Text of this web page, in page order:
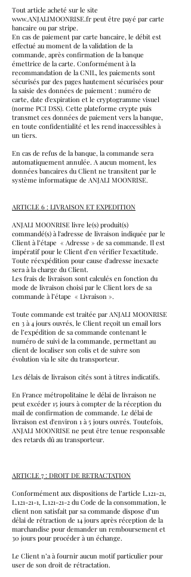
Tout article acheté sur le site
www.ANJALIMOONRISE.fr peut être payé par carte
bancaire ou par stripe.
En cas de paiement par carte bancaire, le débit est
effectué au moment de la validation de la
commande, après confirmation de la banque
émettrice de la carte. Conformément à la
recommandation de la CNIL, les paiements sont
sécurisés par des pages hautement sécurisées pour
la saisie des données de paiement : numéro de
carte, date d'expiration et le cryptogramme visuel
(norme PCI DSS). Cette plateforme crypte puis
transmet ces données de paiement vers la banque,
en toute confidentialité et les rend inaccessibles à
un tiers.
En cas de refus de la banque, la commande sera
automatiquement annulée. A aucun moment, les
données bancaires du Client ne transitent par le
système informatique de ANJALI MOONRISE.
ARTICLE 6 : LIVRAISON ET EXPEDITION
ANJALI MOONRISE livre le(s) produit(s)
commandé(s) à l'adresse de livraison indiquée par le
Client à l’étape « Adresse » de sa commande. Il est
impératif pour le Client d’en vérifier l'exactitude.
Toute réexpédition pour cause d'adresse inexacte
sera à la charge du Client.
Les frais de livraison sont calculés en fonction du
mode de livraison choisi par le Client lors de sa
commande à l’étape « Livraison ».
Toute commande est traitée par ANJALI MOONRISE
en 3 à 4 jours ouvrés, le Client reçoit un email lors
de l’expédition de sa commande contenant le
numéro de suivi de la commande, permettant au
client de localiser son colis et de suivre son
évolution via le site du transporteur.
Les délais de livraison cités sont à titres indicatifs.
En France métropolitaine le délai de livraison ne
peut excéder 15 jours à compter de la réception du
mail de confirmation de commande. Le délai de
livraison est d'environ 1 à 5 jours ouvrés. Toutefois,
ANJALI MOONRISE ne peut être tenue responsable
des retards dû au transporteur.
ARTICLE 7 : DROIT DE RETRACTATION
Conformément aux dispositions de l’article L.121-21,
L.121-21-1, L.121-21-2 du Code de la consommation, le
client non satisfait par sa commande dispose d’un
délai de rétraction de 14 jours après réception de la
marchandise pour demander un remboursement et
30 jours pour procéder à un échange.
Le Client n’a à fournir aucun motif particulier pour
user de son droit de rétractation.